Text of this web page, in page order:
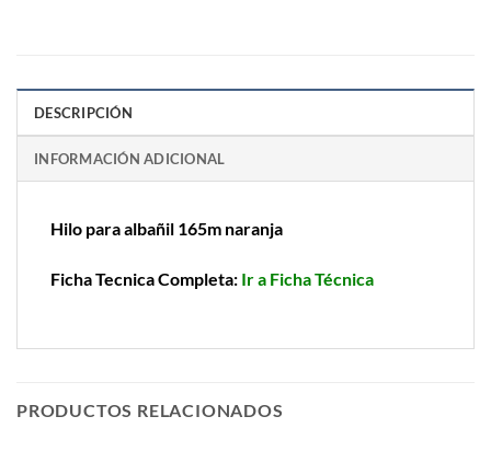
DESCRIPCIÓN
INFORMACIÓN ADICIONAL
Hilo para albañil 165m naranja
Ficha Tecnica Completa: Ir a Ficha Técnica
PRODUCTOS RELACIONADOS